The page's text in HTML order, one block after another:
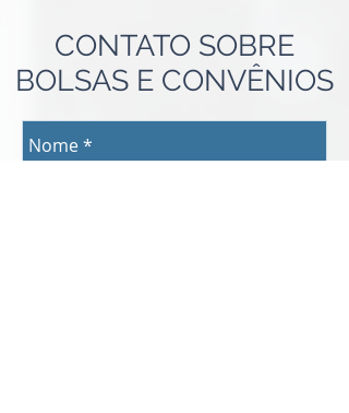
CONTATO SOBRE
BOLSAS E CONVÊNIOS